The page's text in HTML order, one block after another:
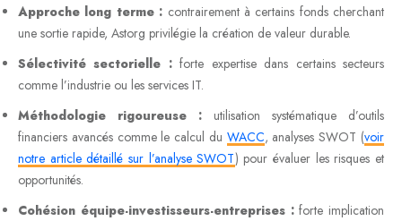
Approche long terme : contrairement à certains fonds cherchant
une sortie rapide, Astorg privilégie la création de valeur durable.
Sélectivité sectorielle :forte expertise dans certains secteurs
comme l’industrie ou les services IT.
Méthodologie rigoureuse : utilisation systématique d’outils
financiers avancés comme le calcul du WACC, analyses SWOT (voir
notre article détaillé sur l’analyse SWOT) pour évaluer les risques et
opportunités.
Cohésion équipe-investisseurs-entreprises :forte implication